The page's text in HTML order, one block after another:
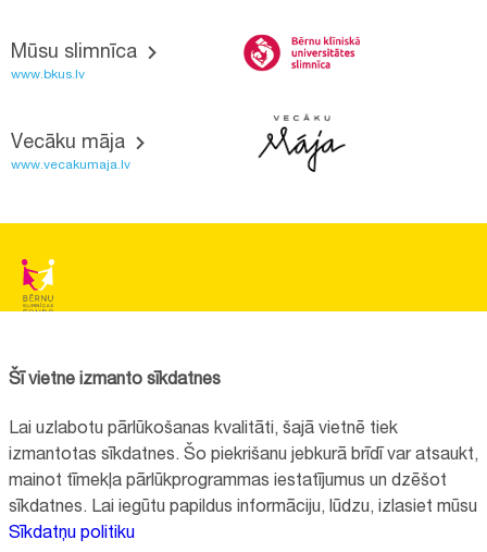
Mūsu slimnīca
www.bkus.lv
Vecāku māja
www.vecakumaja.lv
Reģistrācijas nr.:40008057120
+371 67064475
Visi kontakti
Šī vietne izmanto sīkdatnes
Lai uzlabotu pārlūkošanas kvalitāti, šajā vietnē tiek
izmantotas sīkdatnes. Šo piekrišanu jebkurā brīdī var atsaukt,
mainot tīmekļa pārlūkprogrammas iestatījumus un dzēšot
sīkdatnes. Lai iegūtu papildus informāciju, lūdzu, izlasiet mūsu
Sīkdatņu politiku